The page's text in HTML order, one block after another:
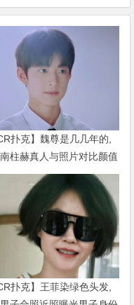
扑克】魏尊是几几年的,
柱赫真人与照片对比颜值
扑克】王菲染绿色头发,